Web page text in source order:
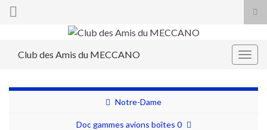
Search for:
Club des Amis du MECCANO
Notre-Dame
Doc gammes avions boîtes 0